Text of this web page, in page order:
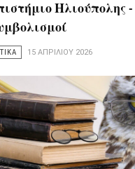
Ηλιούπολης
15 ΑΠΡΙΛΊΟΥ 2026